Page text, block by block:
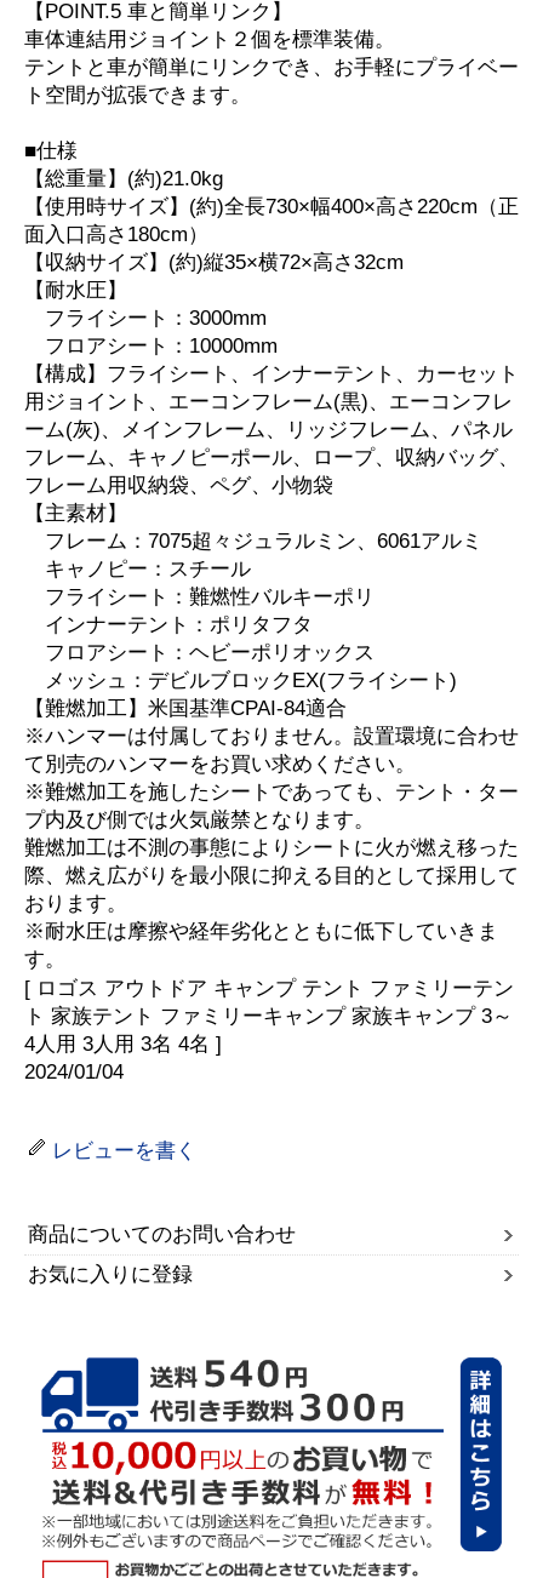
【POINT.5 車と簡単リンク】
車体連結用ジョイント２個を標準装備。
テントと車が簡単にリンクでき、お手軽にプライベー
ト空間が拡張できます。
■仕様
【総重量】(約)21.0kg
【使用時サイズ】(約)全長730×幅400×高さ220cm（正
面入口高さ180cm）
【収納サイズ】(約)縦35×横72×高さ32cm
【耐水圧】
フライシート：3000mm
フロアシート：10000mm
【構成】フライシート、インナーテント、カーセット
用ジョイント、エーコンフレーム(黒)、エーコンフレ
ーム(灰)、メインフレーム、リッジフレーム、パネル
フレーム、キャノピーポール、ロープ、収納バッグ、
フレーム用収納袋、ペグ、小物袋
【主素材】
フレーム：7075超々ジュラルミン、6061アルミ
キャノピー：スチール
フライシート：難燃性バルキーポリ
インナーテント：ポリタフタ
フロアシート：ヘビーポリオックス
メッシュ：デビルブロックEX(フライシート)
【難燃加工】米国基準CPAI-84適合
※ハンマーは付属しておりません。設置環境に合わせ
て別売のハンマーをお買い求めください。
※難燃加工を施したシートであっても、テント・ター
プ内及び側では火気厳禁となります。
難燃加工は不測の事態によりシートに火が燃え移った
際、燃え広がりを最小限に抑える目的として採用して
おります。
※耐水圧は摩擦や経年劣化とともに低下していきま
す。
[ ロゴス アウトドア キャンプ テント ファミリーテン
ト 家族テント ファミリーキャンプ 家族キャンプ 3～
4人用 3人用 3名 4名 ]
2024/01/04
レビューを書く
商品についてのお問い合わせ
お気に入りに登録